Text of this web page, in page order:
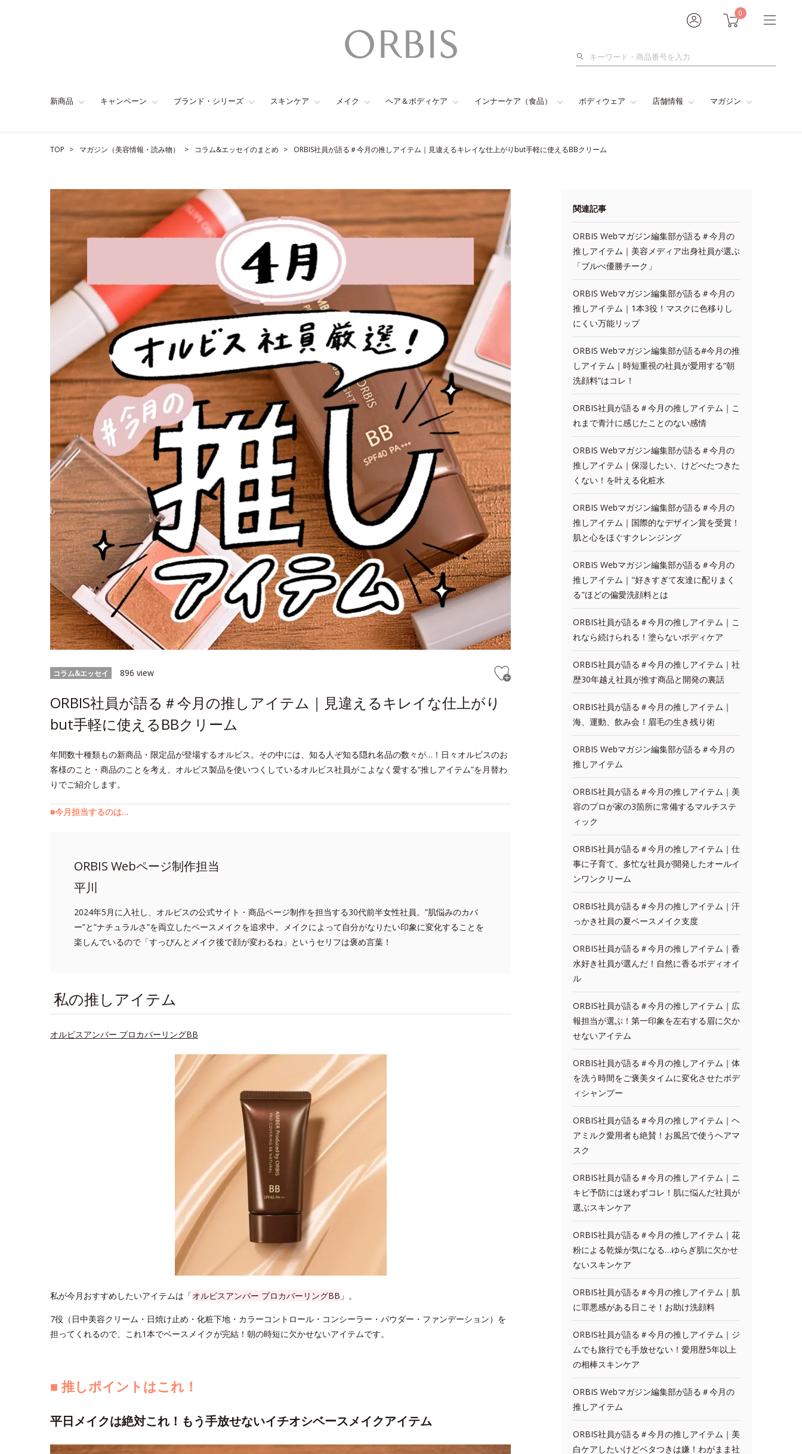
0
検
新商品 キャンペーン ブランド・シリーズ スキンケア メイク ヘア＆ボディケア インナーケア（食品） ボディウェア 店舗情報 マガジン
TOP マガジン（美容情報・読み物） コラム&エッセイのまとめ ORBIS社員が語る＃今月の推しアイテム｜見違えるキレイな仕上がりbut手軽に使えるBBクリーム
コラム&エッセイ 896 view
ORBIS社員が語る＃今月の推しアイテム｜見違えるキレイな仕上がり
but手軽に使えるBBクリーム
年間数十種類もの新商品・限定品が登場するオルビス。その中には、知る人ぞ知る隠れ名品の数々が…！日々オルビスのお
客様のこと・商品のことを考え、オルビス製品を使いつくしているオルビス社員がこよなく愛する“推しアイテム”を月替わ
りでご紹介します。
■今月担当するのは…
ORBIS Webページ制作担当
平川
2024年5月に入社し、オルビスの公式サイト・商品ページ制作を担当する30代前半女性社員。”肌悩みのカバ
ー”と”ナチュラルさ”を両立したベースメイクを追求中。メイクによって自分がなりたい印象に変化することを
楽しんでいるので「すっぴんとメイク後で顔が変わるね」というセリフは褒め言葉！
私の推しアイテム
オルビスアンバー プロカバーリングBB
私が今月おすすめしたいアイテムは「オルビスアンバー プロカバーリングBB 」。
7役（日中美容クリーム・日焼け止め・化粧下地・カラーコントロール・コンシーラー・パウダー・ファンデーション）を
担ってくれるので、これ1本でベースメイクが完結！朝の時短に欠かせないアイテムです。
■ 推しポイントはこれ！
平日メイクは絶対これ！もう手放せないイチオシベースメイクアイテム
関連記事
ORBIS Webマガジン編集部が語る＃今月の
推しアイテム｜美容メディア出身社員が選ぶ
「ブルべ優勝チーク」
ORBIS Webマガジン編集部が語る＃今月の
推しアイテム｜1本3役！マスクに色移りし
にくい万能リップ
ORBIS Webマガジン編集部が語る#今月の推
しアイテム｜時短重視の社員が愛用する“朝
洗顔料”はコレ！
ORBIS社員が語る＃今月の推しアイテム｜こ
れまで青汁に感じたことのない感情
ORBIS Webマガジン編集部が語る＃今月の
推しアイテム｜保湿したい、けどべたつきた
くない！を叶える化粧水
ORBIS Webマガジン編集部が語る＃今月の
推しアイテム｜国際的なデザイン賞を受賞！
肌と心をほぐすクレンジング
ORBIS Webマガジン編集部が語る＃今月の
推しアイテム｜"好きすぎて友達に配りまく
る"ほどの偏愛洗顔料とは
ORBIS社員が語る＃今月の推しアイテム｜こ
れなら続けられる！塗らないボディケア
ORBIS社員が語る＃今月の推しアイテム｜社
歴30年越え社員が推す商品と開発の裏話
ORBIS社員が語る＃今月の推しアイテム｜
海、運動、飲み会！眉毛の生き残り術
ORBIS Webマガジン編集部が語る＃今月の
推しアイテム
ORBIS社員が語る＃今月の推しアイテム｜美
容のプロが家の3箇所に常備するマルチステ
ィック
ORBIS社員が語る＃今月の推しアイテム｜仕
事に子育て。多忙な社員が開発したオールイ
ンワンクリーム
ORBIS社員が語る＃今月の推しアイテム｜汗
っかき社員の夏ベースメイク支度
ORBIS社員が語る＃今月の推しアイテム｜香
水好き社員が選んだ！自然に香るボディオイ
ル
ORBIS社員が語る＃今月の推しアイテム｜広
報担当が選ぶ！第一印象を左右する眉に欠か
せないアイテム
ORBIS社員が語る＃今月の推しアイテム｜体
を洗う時間をご褒美タイムに変化させたボデ
ィシャンプー
ORBIS社員が語る＃今月の推しアイテム｜ヘ
アミルク愛用者も絶賛！お風呂で使うヘアマ
スク
ORBIS社員が語る＃今月の推しアイテム｜ニ
キビ予防には迷わずコレ！肌に悩んだ社員が
選ぶスキンケア
ORBIS社員が語る＃今月の推しアイテム｜花
粉による乾燥が気になる…ゆらぎ肌に欠かせ
ないスキンケア
ORBIS社員が語る＃今月の推しアイテム｜肌
に罪悪感がある日こそ！お助け洗顔料
ORBIS社員が語る＃今月の推しアイテム｜ジ
ムでも旅行でも手放せない！愛用歴5年以上
の相棒スキンケア
ORBIS Webマガジン編集部が語る＃今月の
推しアイテム
ORBIS社員が語る＃今月の推しアイテム｜美
白ケアしたいけどベタつきは嫌！わがまま社